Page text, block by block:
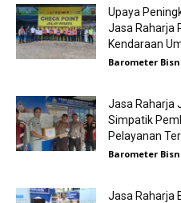
Upaya
Jasa Raharja
Kendaraan
Barometer
Jasa Raharja
Simpatik
Pelayanan
Barometer
Jasa Raharja